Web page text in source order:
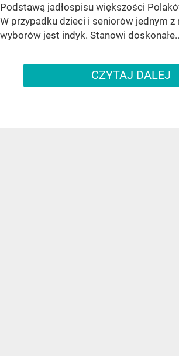
Podstawą jadłospisu większości
W przypadku dzieci i seniorów jednym z
wyborów jest indyk. Stanowi
CZYTAJ DALEJ